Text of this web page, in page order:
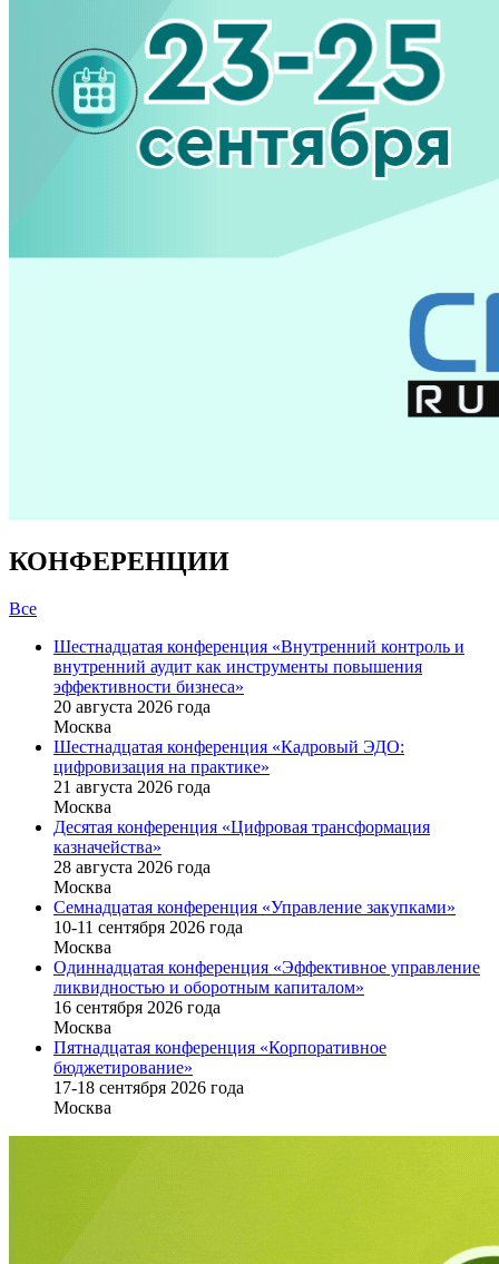
КОНФЕРЕНЦИИ
Все
Шестнадцатая конференция «Внутренний контроль и
внутренний аудит как инструменты повышения
эффективности бизнеса»
20 августа 2026 года
Москва
Шестнадцатая конференция «Кадровый ЭДО:
цифровизация на практике»
21 августа 2026 года
Москва
Десятая конференция «Цифровая трансформация
казначейства»
28 августа 2026 года
Москва
Семнадцатая конференция «Управление закупками»
10-11 сентября 2026 года
Москва
Одиннадцатая конференция «Эффективное управление
ликвидностью и оборотным капиталом»
16 cентября 2026 года
Москва
Пятнадцатая конференция «Корпоративное
бюджетирование»
17-18 сентября 2026 года
Москва